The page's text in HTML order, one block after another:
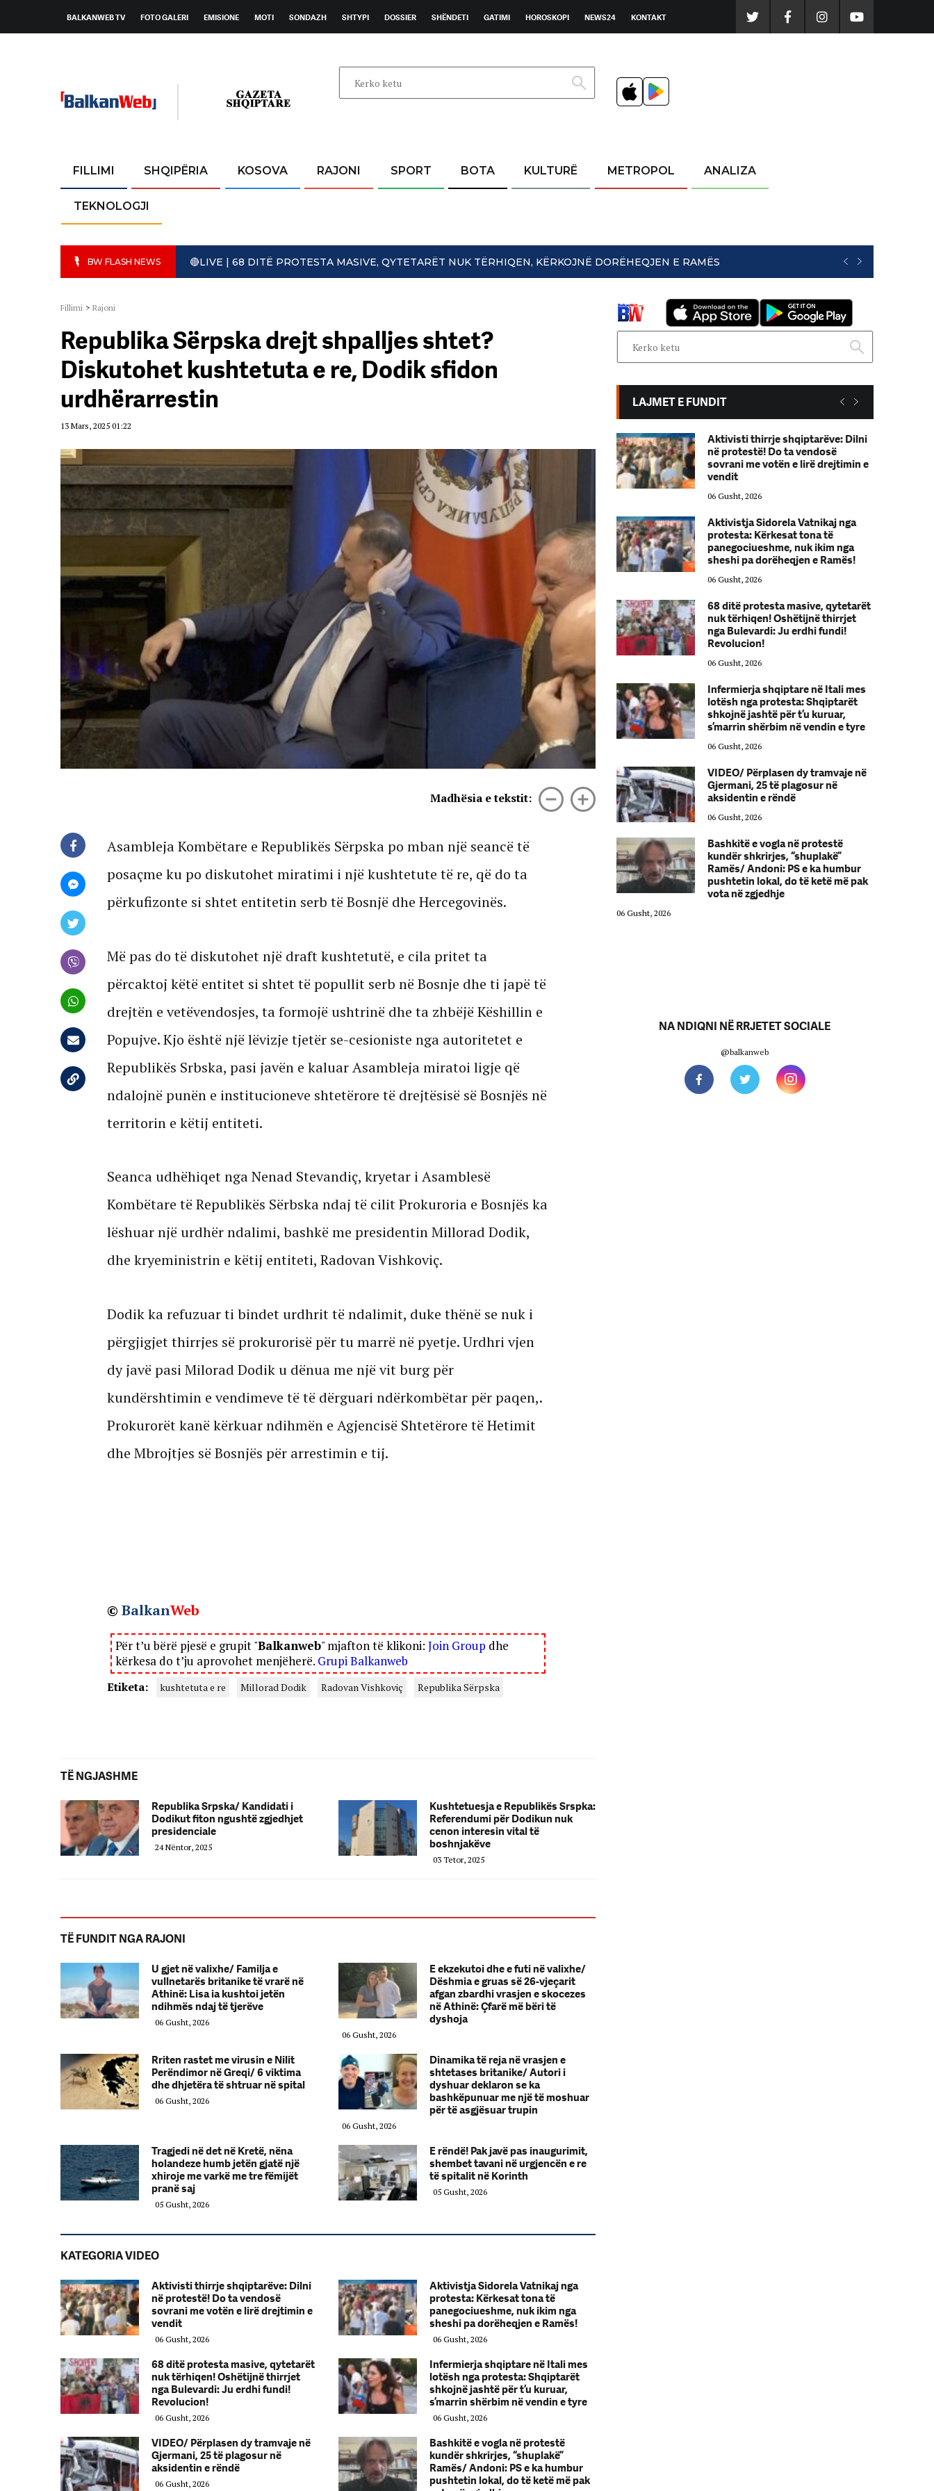
BALKANWEB TV FOTO GALERI EMISIONE MOTI SONDAZH SHTYPI DOSSIER SHËNDETI GATIMI HOROSKOPI NEWS24 KONTAKT
FILLIMI SHQIPËRIA KOSOVA RAJONI SPORT BOTA KULTURË METROPOL ANALIZA
TEKNOLOGJI
BW FLASH NEWS 🔴LIVE | 68 DITË PROTESTA MASIVE, QYTETARËT NUK TËRHIQEN, KËRKOJNË DORËHEQJEN E RAMËS PREVIOUS
NEXT
Fillimi > Rajoni
Republika Sërpska drejt shpalljes shtet?
Diskutohet kushtetuta e re, Dodik sfidon
urdhërarrestin
13 Mars, 2025 01:22
Madhësia e tekstit:
Asambleja Kombëtare e Republikës Sërpska po mban një seancë të
posaçme ku po diskutohet miratimi i një kushtetute të re, që do ta
përkufizonte si shtet entitetin serb të Bosnjë dhe Hercegovinës.
Më pas do të diskutohet një draft kushtetutë, e cila pritet ta
përcaktoj këtë entitet si shtet të popullit serb në Bosnje dhe ti japë të
drejtën e vetëvendosjes, ta formojë ushtrinë dhe ta zhbëjë Këshillin e
Popujve. Kjo është një lëvizje tjetër se-cesioniste nga autoritetet e
Republikës Srbska, pasi javën e kaluar Asambleja miratoi ligje që
ndalojnë punën e institucioneve shtetërore të drejtësisë së Bosnjës në
territorin e këtij entiteti.
Seanca udhëhiqet nga Nenad Stevandiç, kryetar i Asamblesë
Kombëtare të Republikës Sërbska ndaj të cilit Prokuroria e Bosnjës ka
lëshuar një urdhër ndalimi, bashkë me presidentin Millorad Dodik,
dhe kryeministrin e këtij entiteti, Radovan Vishkoviç.
Dodik ka refuzuar ti bindet urdhrit të ndalimit, duke thënë se nuk i
përgjigjet thirrjes së prokurorisë për tu marrë në pyetje. Urdhri vjen
dy javë pasi Milorad Dodik u dënua me një vit burg për
kundërshtimin e vendimeve të të dërguari ndërkombëtar për paqen,.
Prokurorët kanë kërkuar ndihmën e Agjencisë Shtetërore të Hetimit
dhe Mbrojtjes së Bosnjës për arrestimin e tij.
© BalkanWeb
Për t’u bërë pjesë e grupit "Balkanweb" mjafton të klikoni: Join Group dhe
kërkesa do t’ju aprovohet menjëherë. Grupi Balkanweb
Etiketa: kushtetuta e re Millorad Dodik Radovan Vishkoviç Republika Sërpska
TË NGJASHME
Republika Srpska/ Kandidati i
Dodikut fiton ngushtë zgjedhjet
presidenciale
24 Nëntor, 2025
Kushtetuesja e Republikës Srspka:
Referendumi për Dodikun nuk
cenon interesin vital të
boshnjakëve
03 Tetor, 2025
TË FUNDIT NGA RAJONI
U gjet në valixhe/ Familja e
vullnetarës britanike të vrarë në
Athinë: Lisa ia kushtoi jetën
ndihmës ndaj të tjerëve
06 Gusht, 2026
E ekzekutoi dhe e futi në valixhe/
Dëshmia e gruas së 26-vjeçarit
afgan zbardhi vrasjen e skocezes
në Athinë: Çfarë më bëri të
dyshoja
06 Gusht, 2026
Rriten rastet me virusin e Nilit
Perëndimor në Greqi/ 6 viktima
dhe dhjetëra të shtruar në spital
06 Gusht, 2026
Dinamika të reja në vrasjen e
shtetases britanike/ Autori i
dyshuar deklaron se ka
bashkëpunuar me një të moshuar
për të asgjësuar trupin
06 Gusht, 2026
Tragjedi në det në Kretë, nëna
holandeze humb jetën gjatë një
xhiroje me varkë me tre fëmijët
pranë saj
05 Gusht, 2026
E rëndë! Pak javë pas inaugurimit,
shembet tavani në urgjencën e re
të spitalit në Korinth
05 Gusht, 2026
KATEGORIA VIDEO
Aktivisti thirrje shqiptarëve: Dilni
në protestë! Do ta vendosë
sovrani me votën e lirë drejtimin e
vendit
06 Gusht, 2026
Aktivistja Sidorela Vatnikaj nga
protesta: Kërkesat tona të
panegociueshme, nuk ikim nga
sheshi pa dorëheqjen e Ramës!
06 Gusht, 2026
68 ditë protesta masive, qytetarët
nuk tërhiqen! Oshëtijnë thirrjet
nga Bulevardi: Ju erdhi fundi!
Revolucion!
06 Gusht, 2026
Infermierja shqiptare në Itali mes
lotësh nga protesta: Shqiptarët
shkojnë jashtë për t’u kuruar,
s’marrin shërbim në vendin e tyre
06 Gusht, 2026
VIDEO/ Përplasen dy tramvaje në
Gjermani, 25 të plagosur në
aksidentin e rëndë
06 Gusht, 2026
Bashkitë e vogla në protestë
kundër shkrirjes, “shuplakë”
Ramës/ Andoni: PS e ka humbur
pushtetin lokal, do të ketë më pak
LAJMET E FUNDIT
në protestë! Do ta vendosë
sovrani me votën e lirë drejtimin e
vendit
06 Gusht, 2026
Aktivistja Sidorela Vatnikaj nga
protesta: Kërkesat tona të
panegociueshme, nuk ikim nga
sheshi pa dorëheqjen e Ramës!
68 ditë protesta masive, qytetarët
nuk tërhiqen! Oshëtijnë thirrjet
nga Bulevardi: Ju erdhi fundi!
Revolucion!
Infermierja shqiptare në Itali mes
lotësh nga protesta: Shqiptarët
shkojnë jashtë për t’u kuruar,
s’marrin shërbim në vendin e tyre
06 Gusht, 2026
VIDEO/ Përplasen dy tramvaje në
Gjermani, 25 të plagosur në
aksidentin e rëndë
Bashkitë e vogla në protestë
kundër shkrirjes, “shuplakë”
Ramës/ Andoni: PS e ka humbur
pushtetin lokal, do të ketë më pak
06 Gusht, 2026
Aktivisti thirrje shqiptarëve: Dilni
në protestë! Do ta vendosë
sovrani me votën e lirë drejtimin e
vendit
06 Gusht, 2026
Aktivistja Sidorela Vatnikaj nga
protesta: Kërkesat tona të
panegociueshme, nuk ikim nga
sheshi pa dorëheqjen e Ramës!
06 Gusht, 2026
68 ditë protesta masive, qytetarët
nuk tërhiqen! Oshëtijnë thirrjet
nga Bulevardi: Ju erdhi fundi!
Revolucion!
06 Gusht, 2026
Infermierja shqiptare në Itali mes
lotësh nga protesta: Shqiptarët
shkojnë jashtë për t’u kuruar,
s’marrin shërbim në vendin e tyre
06 Gusht, 2026
VIDEO/ Përplasen dy tramvaje në
Gjermani, 25 të plagosur në
aksidentin e rëndë
06 Gusht, 2026
Bashkitë e vogla në protestë
kundër shkrirjes, “shuplakë”
Ramës/ Andoni: PS e ka humbur
pushtetin lokal, do të ketë më pak
vota në zgjedhje
06 Gusht, 2026
NA NDIQNI NË RRJETET SOCIALE
@balkanweb